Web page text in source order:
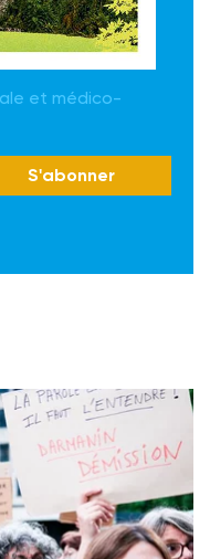
et médico-
S'abonner